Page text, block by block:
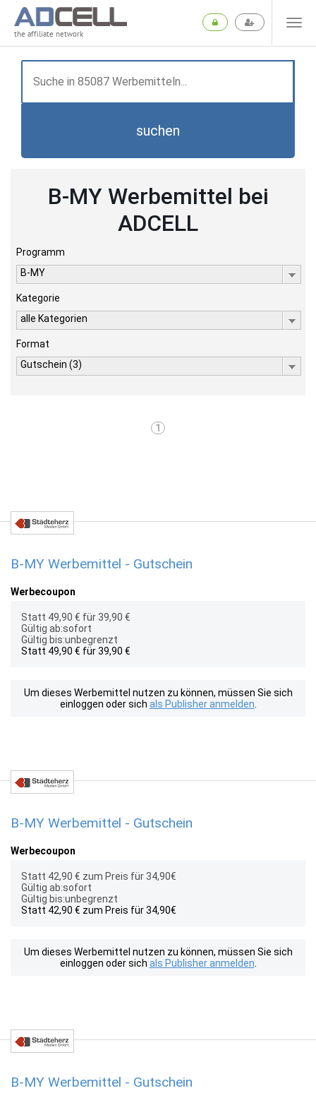
the affiliate network
suchen
B-MY Werbemittel bei
ADCELL
Programm
B-MY
Kategorie
alle Kategorien
Format
Gutschein (3)
1
B-MY Werbemittel - Gutschein
Werbecoupon
Statt 49,90 € für 39,90 €
Gültig ab:sofort
Gültig bis:unbegrenzt
Statt 49,90 € für 39,90 €
Um dieses Werbemittel nutzen zu können, müssen Sie sich
einloggen oder sich als Publisher anmelden
B-MY Werbemittel - Gutschein
Werbecoupon
Statt 42,90 € zum Preis für 34,90€
Gültig ab:sofort
Gültig bis:unbegrenzt
Statt 42,90 € zum Preis für 34,90€
Um dieses Werbemittel nutzen zu können, müssen Sie sich
einloggen oder sich als Publisher anmelden
B-MY Werbemittel - Gutschein